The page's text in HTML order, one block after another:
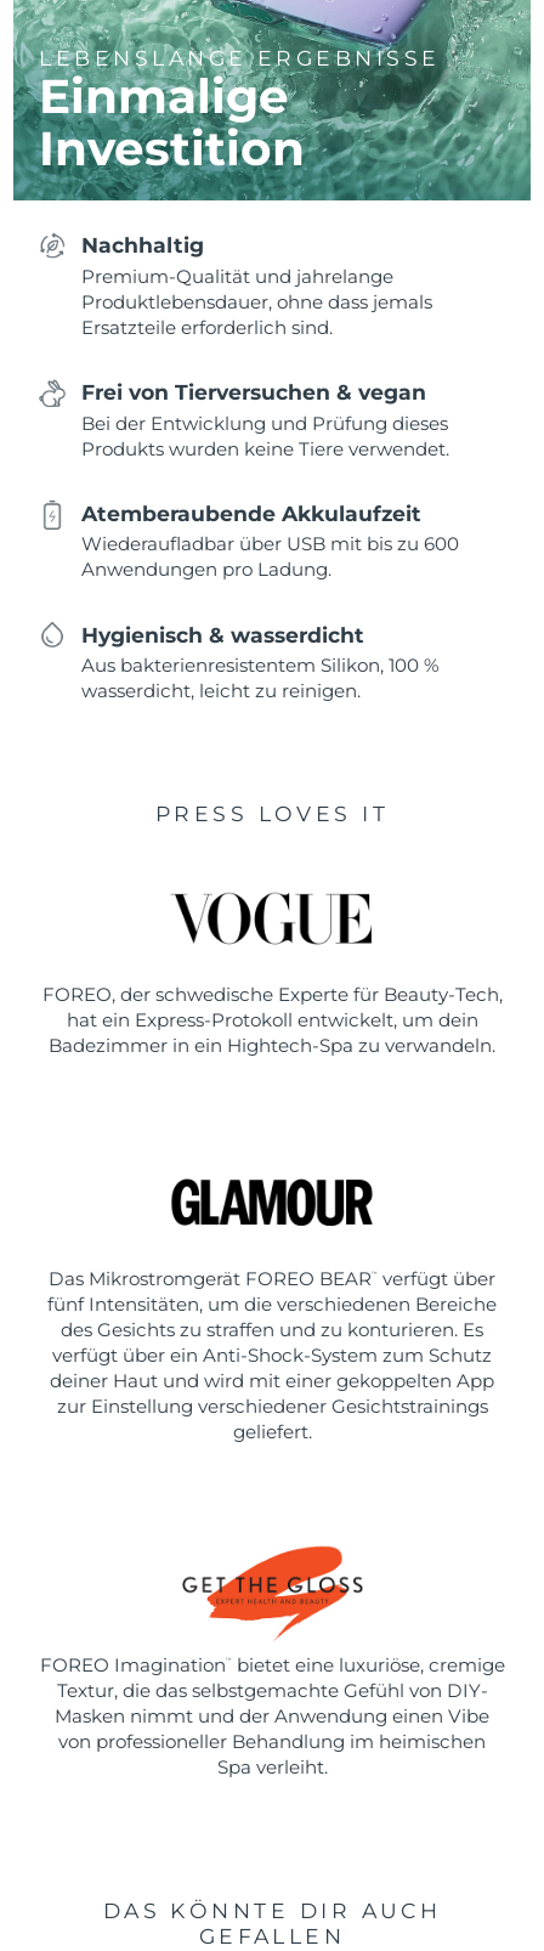
LEBENSLANGE ERGEBNISSE
Einmalige
Investition
Nachhaltig
Premium-Qualität und jahrelange
Produktlebensdauer, ohne dass jemals
Ersatzteile erforderlich sind.
Frei von Tierversuchen & vegan
Bei der Entwicklung und Prüfung dieses
Produkts wurden keine Tiere verwendet.
Atemberaubende Akkulaufzeit
Wiederaufladbar über USB mit bis zu 600
Anwendungen pro Ladung.
Hygienisch & wasserdicht
Aus bakterienresistentem Silikon, 100 %
wasserdicht, leicht zu reinigen.
PRESS LOVES IT
FOREO, der schwedische Experte für Beauty-Tech,
hat ein Express-Protokoll entwickelt, um dein
Badezimmer in ein Hightech-Spa zu verwandeln.
Das Mikrostromgerät FOREO BEAR ™
verfügt über
fünf Intensitäten, um die verschiedenen Bereiche
des Gesichts zu straffen und zu konturieren. Es
verfügt über ein Anti-Shock-System zum Schutz
deiner Haut und wird mit einer gekoppelten App
zur Einstellung verschiedener Gesichtstrainings
geliefert.
FOREO Imagination ™
bietet eine luxuriöse, cremige
Textur, die das selbstgemachte Gefühl von DIY-
Masken nimmt und der Anwendung einen Vibe
von professioneller Behandlung im heimischen
Spa verleiht.
DAS KÖNNTE DIR AUCH
GEFALLEN